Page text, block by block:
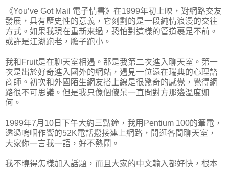
《You’ve Got Mail 電子情書》在1999年初上映，對網路交友
發展，具有歷史性的意義，它刻劃的是一段純情浪漫的交往
方式。如果我現在重新來過，恐怕對這樣的管道裹足不前。
或許是江湖跑老，膽子跑小。
我和Fruit是在聊天室相遇。那是我第二次進入聊天室。第一
次是出於好奇進入國外的網站，遇見一位遠在瑞典的心理諮
商師。初次和外國陌生網友搭上線是很驚奇的感覺，覺得網
路很不可思議。但是我只像個傻呆一直問對方那邊溫度如
何。
1999年7月10日下午大約三點鐘，我用Pentium 100的筆電，
透過嗚咽作響的52K電話撥接連上網路，閒逛各間聊天室，
大家你一言我一語，好不熱鬧。
我不曉得怎樣加入話題，而且大家的中文輸入都好快，根本